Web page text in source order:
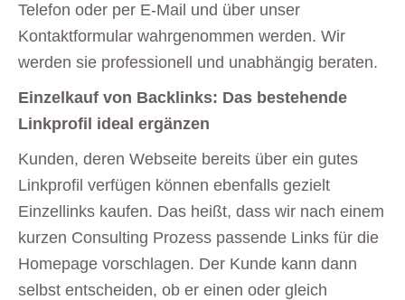
Telefon oder per E-Mail und über unser
Kontaktformular wahrgenommen werden. Wir
werden sie professionell und unabhängig beraten.
Einzelkauf von Backlinks: Das bestehende
Linkprofil ideal ergänzen
Kunden, deren Webseite bereits über ein gutes
Linkprofil verfügen können ebenfalls gezielt
Einzellinks kaufen. Das heißt, dass wir nach einem
kurzen Consulting Prozess passende Links für die
Homepage vorschlagen. Der Kunde kann dann
selbst entscheiden, ob er einen oder gleich